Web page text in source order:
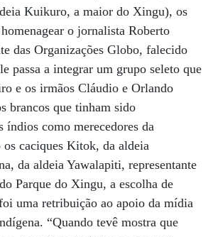
Kuikuro, a maior do Xingu), os
o jornalista Roberto
das Organizações Globo, falecido
passa a integrar um grupo seleto que
e os irmãos Cláudio e Orlando
brancos que tinham sido
índios como merecedores da
os caciques Kitok, da aldeia
da aldeia Yawalapiti, representante
Parque do Xingu, a escolha de
uma retribuição ao apoio da mídia
“Quando tevê mostra que